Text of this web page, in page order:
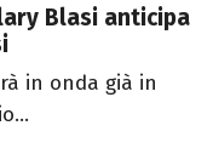
Blasi anticipa
in onda già in